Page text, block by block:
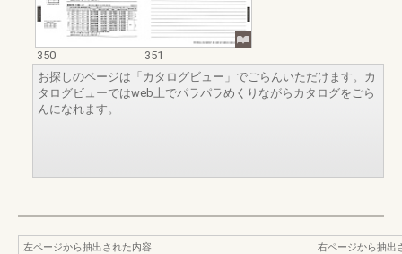
350
351
お探しのページは「カタログビュー」でごらんいただけます。カ
タログビューではweb上でパラパラめくりながらカタログをごら
んになれます。
左ページから抽出された内容
右ページから抽出